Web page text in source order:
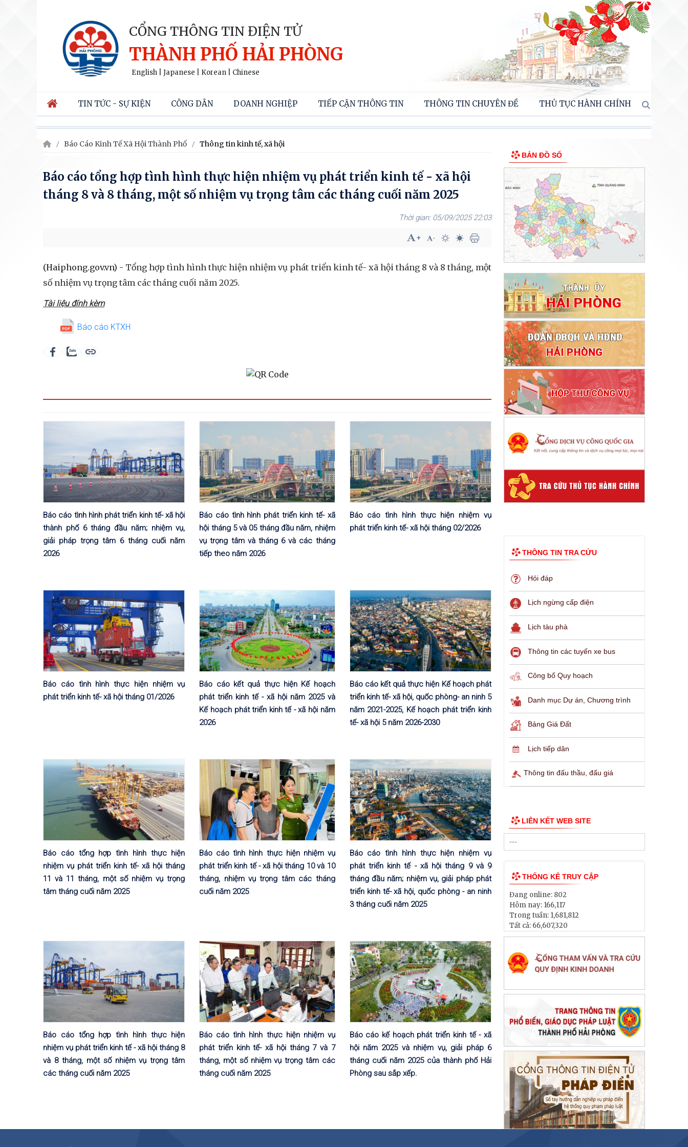
CỔNG THÔNG TIN ĐIỆN TỬ
THÀNH PHỐ HẢI PHÒNG
English Japanese Korean Chinese
TIN TỨC - SỰ KIỆN CÔNG DÂN DOANH NGHIỆP TIẾP CẬN THÔNG TIN THÔNG TIN CHUYÊN ĐỀ THỦ TỤC HÀNH CHÍNH
Báo Cáo Kinh Tế Xã Hội Thành Phố Thông tin kinh tế, xã hội
Báo cáo tổng hợp tình hình thực hiện nhiệm vụ phát triển kinh tế - xã hội
tháng 8 và 8 tháng, một số nhiệm vụ trọng tâm các tháng cuối năm 2025
05/09/2025 22:03
(Haiphong.gov.vn) - Tổng hợp tình hình thực hiện nhiệm vụ phát triển kinh tế- xã hội tháng 8 và 8 tháng, một
số nhiệm vụ trọng tâm các tháng cuối năm 2025.
Tài liệu đính kèm
Báo cáo KTXH
Báo cáo tình hình phát triển kinh tế- xã hội
thành phố 6 tháng đầu năm; nhiệm vụ,
giải pháp trọng tâm 6 tháng cuối năm
2026
Báo cáo tình hình phát triển kinh tế- xã
hội tháng 5 và 05 tháng đầu năm, nhiệm
vụ trọng tâm và tháng 6 và các tháng
tiếp theo năm 2026
Báo cáo tình hình thực hiện nhiệm vụ
phát triển kinh tế- xã hội tháng 02/2026
Báo cáo tình hình thực hiện nhiệm vụ
phát triển kinh tế- xã hội tháng 01/2026
Báo cáo kết quả thực hiện Kế hoạch
phát triển kinh tế - xã hội năm 2025 và
Kế hoạch phát triển kinh tế - xã hội năm
2026
Báo cáo kết quả thực hiện Kế hoạch phát
triển kinh tế- xã hội, quốc phòng- an ninh 5
năm 2021-2025, Kế hoạch phát triển kinh
tế- xã hội 5 năm 2026-2030
Báo cáo tổng hợp tình hình thực hiện
nhiệm vụ phát triển kinh tế- xã hội tháng
11 và 11 tháng, một số nhiệm vụ trọng
tâm tháng cuối năm 2025
Báo cáo tình hình thực hiện nhiệm vụ
phát triển kinh tế - xã hội tháng 10 và 10
tháng, nhiệm vụ trọng tâm các tháng
cuối năm 2025
Báo cáo tình hình thực hiện nhiệm vụ
phát triển kinh tế - xã hội tháng 9 và 9
tháng đầu năm; nhiệm vụ, giải pháp phát
triển kinh tế- xã hội, quốc phòng - an ninh
3 tháng cuối năm 2025
Báo cáo tổng hợp tình hình thực hiện
nhiệm vụ phát triển kinh tế - xã hội tháng 8
và 8 tháng, một số nhiệm vụ trọng tâm
các tháng cuối năm 2025
Báo cáo tình hình thực hiện nhiệm vụ
phát triển kinh tế- xã hội tháng 7 và 7
tháng, một số nhiệm vụ trọng tâm các
tháng cuối năm 2025
Báo cáo kế hoạch phát triển kinh tế - xã
hội năm 2025 và nhiệm vụ, giải pháp 6
tháng cuối năm 2025 của thành phố Hải
Phòng sau sắp xếp.
BẢN ĐỒ SỐ
THÔNG TIN TRA CỨU
Hỏi đáp
Lịch ngừng cấp điện
Lịch tàu phà
Thông tin các tuyến xe bus
Công bố Quy hoạch
Danh mục Dự án, Chương trình
Bảng Giá Đất
Lịch tiếp dân
Thông tin đấu thầu, đấu giá
LIÊN KẾT WEB SITE
THỐNG KÊ TRUY CẬP
Đang online: 802
Hôm nay: 166,117
Trong tuần: 1,681,812
Tất cả: 66,607,320